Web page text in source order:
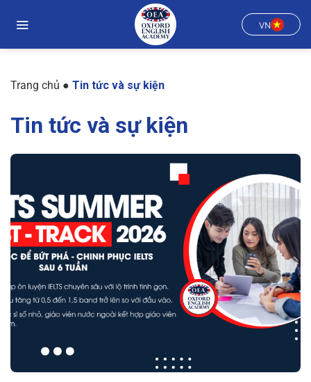
đến
VN
Trang chủ ● Tin tức và sự kiện
Tin tức và sự kiện